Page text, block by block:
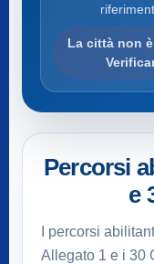
La città non
Percorsi
e
I percorsi
Allegato 1 e i 30